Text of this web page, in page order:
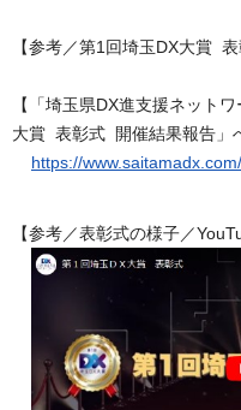
【参考／第1回埼玉DX大賞
【「埼玉県DX進支援ネット
大賞 表彰式 開催結果報告」
https://
【参考／表彰式の様子／